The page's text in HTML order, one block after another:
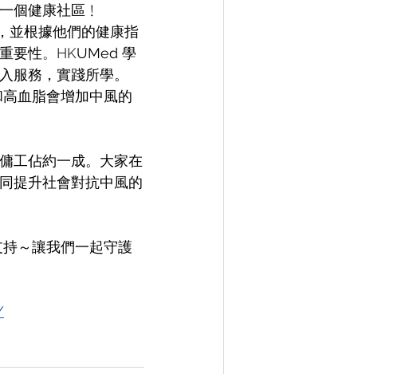
個健康社區﹗
並根據他們的健康指
要性。HKUMed 學
服務，實踐所學。
血脂會增加中風的
工佔約一成。大家在
提升社會對抗中風的
～讓我們一起守護